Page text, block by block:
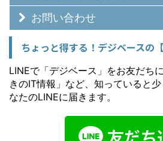
お問い合わせ
ちょっと得する！デジベースの
LINEで「デジベース」をお友だち
きのIT情報」など、知っていると
なたのLINEに届きます。